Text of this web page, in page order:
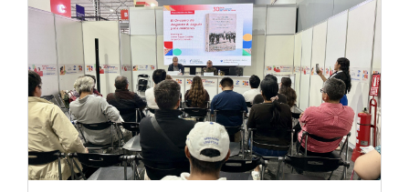
Lima, 1 de marzo de 2021
DESPACHO SEGUNDA VICEPRESIDENCIA